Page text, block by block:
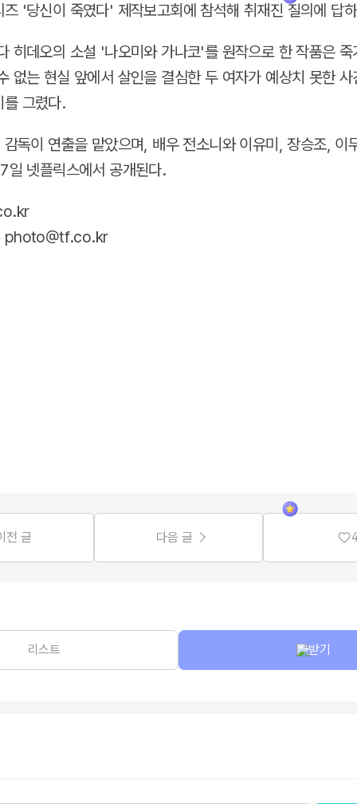
즈 '당신이 죽였다' 제작보고회에 참석해 취재진 질의에 답
히데오의 소설 '나오미와 가나코'를 원작으로 한 작품은 죽
없는 현실 앞에서 살인을 결심한 두 여자가 예상치 못한 사
를 그렸다.
독이 연출을 맡았으며, 배우 전소니와 이유미, 장승조, 이
일 넷플릭스에서 공개된다.
photo@tf.co.kr
전 글 다음 글
리스트 받기